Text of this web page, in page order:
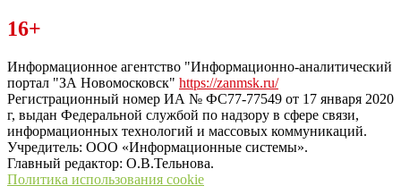
Читайте последние новости дня в Тульской области на сайте
“ЗаНовомосковск”
16+
Информационное агентство "Информационно-аналитический
портал "ЗА Новомосковск" https://zanmsk.ru/
Регистрационный номер ИА № ФС77-77549 от 17 января 2020
г, выдан Федеральной службой по надзору в сфере связи,
информационных технологий и массовых коммуникаций.
Учредитель: ООО «Информационные системы».
Главный редактор: О.В.Тельнова.
Политика использования cookie